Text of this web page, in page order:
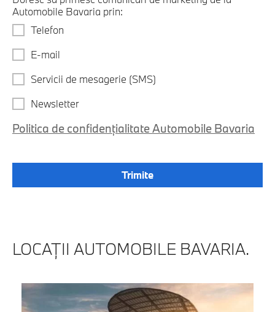
Automobile Bavaria prin:
Telefon
E-mail
Servicii de mesagerie (SMS)
Newsletter
Politica de confidențialitate Automobile Bavaria
LOCAŢII AUTOMOBILE BAVARIA.